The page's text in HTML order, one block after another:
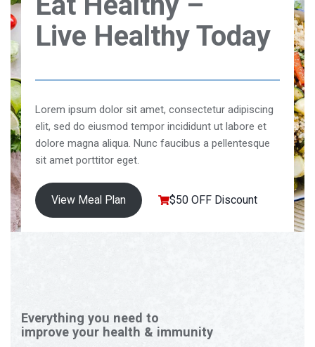
Live Healthy Today
Lorem ipsum dolor sit amet, consectetur adipiscing
elit, sed do eiusmod tempor incididunt ut labore et
dolore magna aliqua. Nunc faucibus a pellentesque
sit amet porttitor eget.
View Meal Plan $50 OFF Discount
Everything you need to
improve your health & immunity